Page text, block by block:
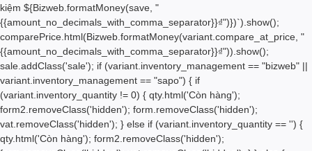
kiệm ${Bizweb.formatMoney(save, "
{{amount_no_decimals_with_comma_separator}}₫")})`).show();
comparePrice.html(Bizweb.formatMoney(variant.compare_at_price, "
{{amount_no_decimals_with_comma_separator}}₫")).show();
sale.addClass('sale'); if (variant.inventory_management == "bizweb" ||
variant.inventory_management == "sapo") { if
(variant.inventory_quantity != 0) { qty.html('Còn hàng');
form2.removeClass('hidden'); form.removeClass('hidden');
vat.removeClass('hidden'); } else if (variant.inventory_quantity == '') {
qty.html('Còn hàng'); form2.removeClass('hidden');